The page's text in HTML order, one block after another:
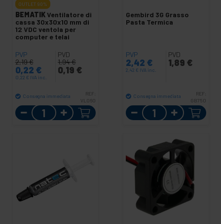
OUTLET 90%
BEMATIK Ventilatore di
cassa 30x30x10 mm di
12 VDC ventola per
computer e telai
PVP
2,19€
0,22 €
0,22 € IVA inc.
PVD
1,94€
0,19 €
Consegna immediata
REF:
VL060
Quantità
Gembird 3G Grasso
Pasta Termica
PVP
2,42 €
2,42 € IVA inc.
PVD
1,89 €
Consegna immediata
REF:
GB750
Quantità